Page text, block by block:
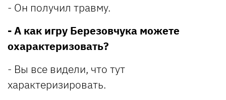
- Он получил травму.
- А как игру Березовчука можете
охарактеризовать?
- Вы все видели, что тут
характеризировать.